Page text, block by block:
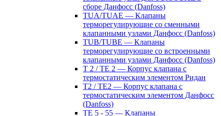
сборе Данфосс (Danfoss)
TUA/TUAE — Клапаны
терморегулирующие со сменными
клапанными узлами Данфосс (Danfoss)
TUB/TUBE — Клапаны
терморегулирующие со встроенными
клапанными узлами Данфосс (Danfoss)
T 2 / TE 2 — Корпус клапана с
термостатическим элементом Ридан
T2 / TE2 — Корпус клапана с
термостатическим элементом Данфосс
(Danfoss)
TE 5 - 55 — Клапаны